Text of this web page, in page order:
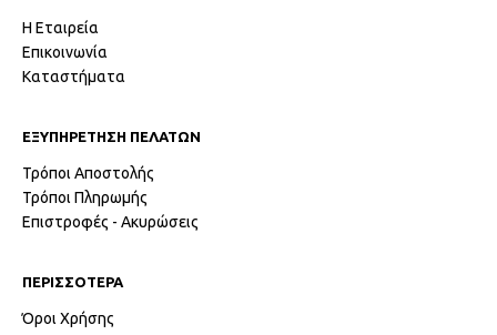
Η Εταιρεία
Επικοινωνία
Καταστήματα
ΕΞΥΠΗΡΕΤΗΣΗ ΠΕΛΑΤΩΝ
Τρόποι Αποστολής
Τρόποι Πληρωμής
Επιστροφές - Ακυρώσεις
ΠΕΡΙΣΣΟΤΕΡΑ
Όροι Χρήσης